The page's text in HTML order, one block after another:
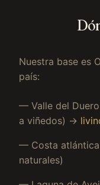
Nuestra base es
país:
— Valle del
a viñedos) →
— Costa atlántica
naturales)